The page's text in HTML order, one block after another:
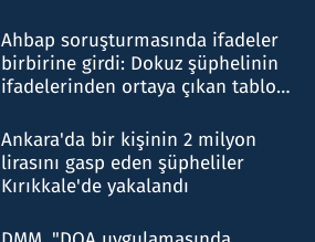
Ahbap soruşturmasında ifadeler
birbirine girdi: Dokuz şüphelinin
ifadelerinden ortaya çıkan tablo
Ankara'da bir kişinin 2 milyon
lirasını gasp eden şüpheliler
Kırıkkale'de yakalandı